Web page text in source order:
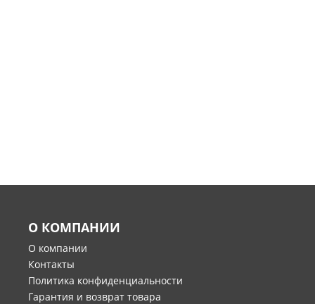
О КОМПАНИИ
О компании
Контакты
Политика конфиденциальности
Гарантия и возврат товара